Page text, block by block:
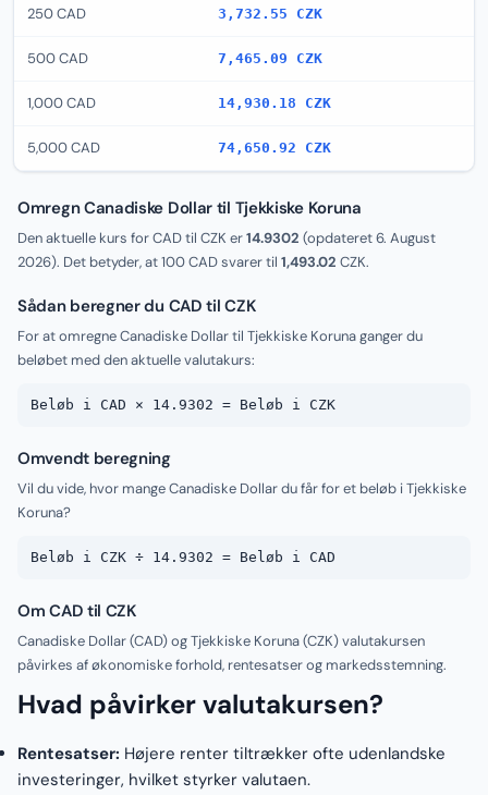
250 CAD 3,732.55 CZK
500 CAD 7,465.09 CZK
1,000 CAD 14,930.18 CZK
5,000 CAD 74,650.92 CZK
Omregn Canadiske Dollar til Tjekkiske Koruna
Den aktuelle kurs for CAD til CZK er14.9302 (opdateret6. August
2026). Det betyder, at 100 CAD svarer til 1,493.02 CZK.
Sådan beregner du CAD til CZK
For at omregne Canadiske Dollar til Tjekkiske Koruna ganger du
beløbet med den aktuelle valutakurs:
Beløb i CAD × 14.9302 = Beløb i CZK
Omvendt beregning
Vil du vide, hvor mange Canadiske Dollar du får for et beløb i Tjekkiske
Koruna?
Beløb i CZK ÷ 14.9302 = Beløb i CAD
Om CAD til CZK
Canadiske Dollar (CAD) og Tjekkiske Koruna (CZK) valutakursen
påvirkes af økonomiske forhold, rentesatser og markedsstemning.
Hvad påvirker valutakursen?
Rentesatser: Højere renter tiltrækker ofte udenlandske
investeringer, hvilket styrker valutaen.